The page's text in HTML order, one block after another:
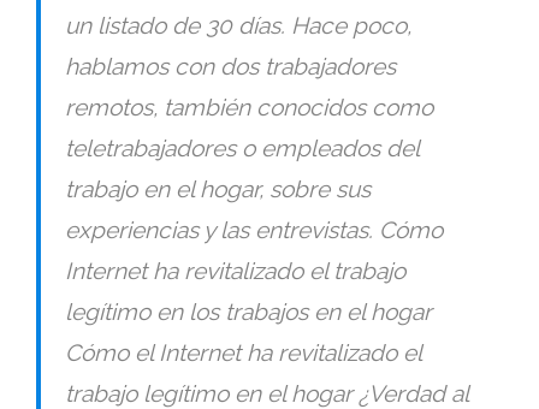
un listado de 30 días. Hace poco,
hablamos con dos trabajadores
remotos, también conocidos como
teletrabajadores o empleados del
trabajo en el hogar, sobre sus
experiencias y las entrevistas. Cómo
Internet ha revitalizado el trabajo
legítimo en los trabajos en el hogar
Cómo el Internet ha revitalizado el
trabajo legítimo en el hogar ¿Verdad al